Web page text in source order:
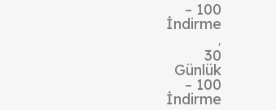
– 100
İndirme
,
30
Günlük
– 100
İndirme